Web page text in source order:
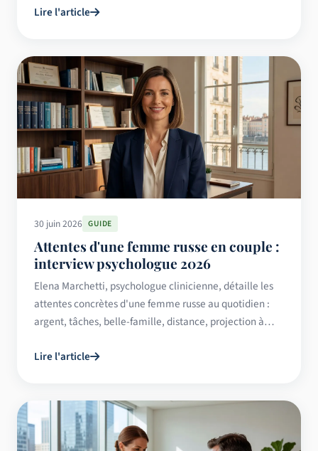
Lire l'article
30 juin 2026 GUIDE
Attentes d'une femme russe en couple :
interview psychologue 2026
Elena Marchetti, psychologue clinicienne, détaille les
attentes concrètes d'une femme russe au quotidien :
argent, tâches, belle-famille, distance, projection à
Lire l'article